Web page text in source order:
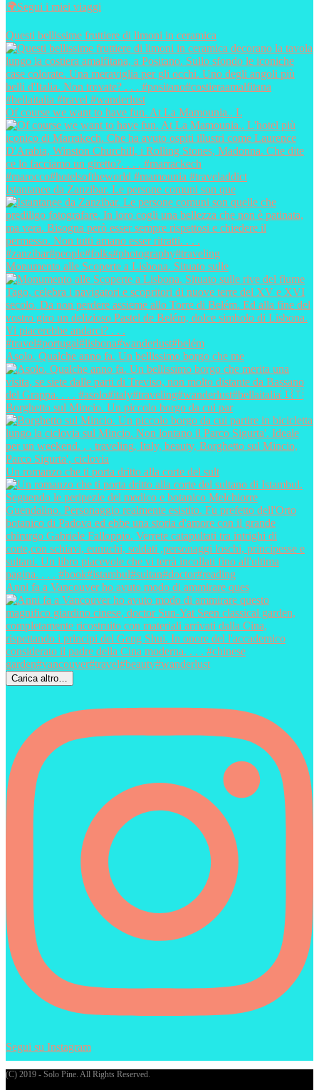
🌍Segui i miei viaggi
Questi bellissime fruttiere di limoni in ceramica
Of course we want to have fun. At La Mamounia.. L
Istantanee da Zanzibar. Le persone comuni son que
Monumento alle Scoperte a Lisbona. Situato sulle
Asolo. Qualche anno fa. Un bellissimo borgo che me
Borghetto sul Mincio. Un piccolo borgo da cui par
Un romanzo che ti porta dritto alla corte del sult
Anni fa a Vancouver ho avuto modo di ammirare ques
Carica altro…
Segui su Instagram
(C) 2019 - Solo Pine. All Rights Reserved.